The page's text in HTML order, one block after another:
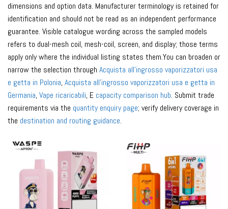
dimensions and option data. Manufacturer terminology is retained for
identification and should not be read as an independent performance
guarantee. Visible catalogue wording across the sampled models
refers to dual-mesh coil, mesh-coil, screen, and display; those terms
apply only where the individual listing states them.You can broaden or
narrow the selection through Acquista all'ingrosso vaporizzatori usa
e getta in Polonia, Acquista all'ingrosso vaporizzatori usa e getta in
Germania, Vape ricaricabili, E capacity comparison hub. Submit trade
requirements via the quantity enquiry page; verify delivery coverage in
the destination and routing guidance.